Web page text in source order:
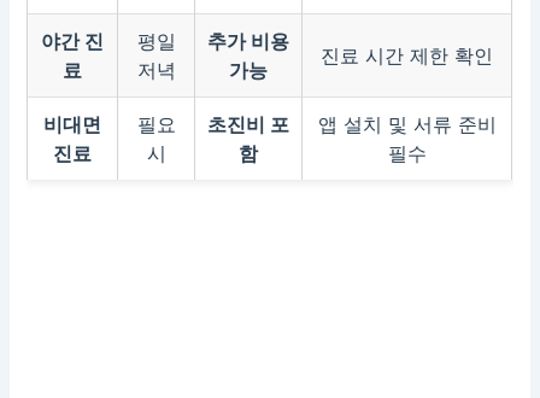
야간 진
료
평일
저녁
추가 비용
가능
진료 시간 제한 확인
비대면
진료
필요
시
초진비 포
함
앱 설치 및 서류 준비
필수